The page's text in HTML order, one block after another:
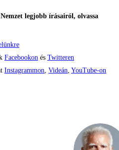
legjobb írásairól, olvassa
Facebookon és Twitteren
Instagrammon, Videán, YouTube-on